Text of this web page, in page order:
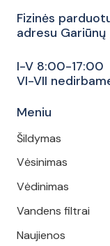
Fizinės
adresu
I-V 8:00-17:00
VI-VII
Meniu
Šildymas
Vėsinimas
Vėdinimas
Vandens filtrai
Naujienos